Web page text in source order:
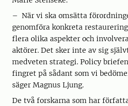
– När vi ska omsätta
genomföra konkreta
flera olika aspekter och
aktörer. Det sker inte av sig
medveten strategi. Policy
fingret på sådant som vi
säger Magnus Ljung.
De två forskarna som har